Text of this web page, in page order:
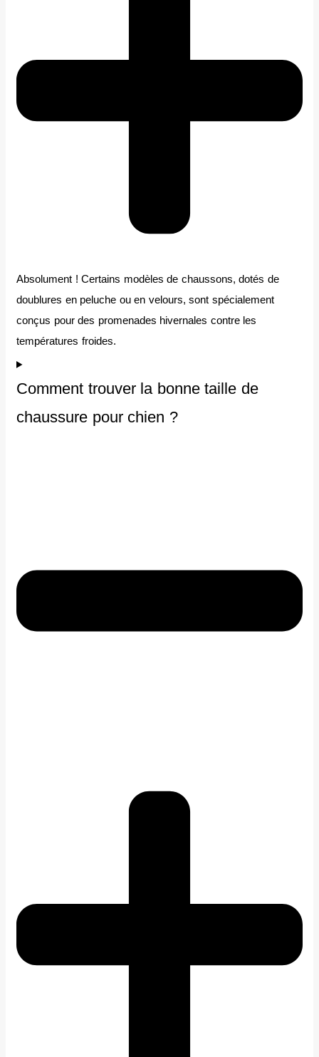
Absolument ! Certains modèles de chaussons, dotés de
doublures en peluche ou en velours, sont spécialement
conçus pour des promenades hivernales contre les
températures froides.
Comment trouver la bonne taille de
chaussure pour chien ?